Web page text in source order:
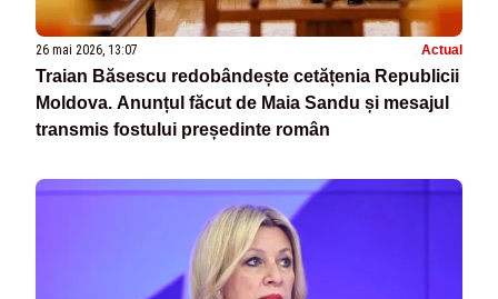
26 mai 2026, 13:07 Actual
Traian Băsescu redobândește cetățenia Republicii
Moldova. Anunțul făcut de Maia Sandu și mesajul
transmis fostului președinte român